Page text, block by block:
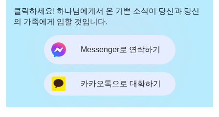
클릭하세요! 하나님에게서 온 기쁜 소식이 당신과 당신
의 가족에게 임할 것입니다.
Messenger로 연락하기
카카오톡으로 대화하기